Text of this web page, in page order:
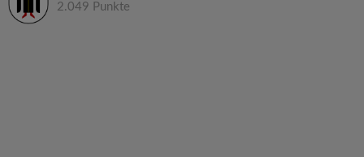
2.049 Punkte